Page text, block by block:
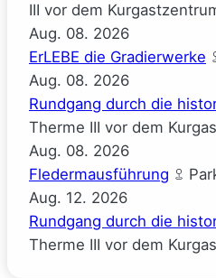
III vor dem
Aug. 08. 2026
ErLEBE die Gradierwerke
Aug. 08. 2026
Rundgang durch die
Therme III vor dem
Aug. 08. 2026
Fledermausführung
Aug. 12. 2026
Rundgang durch die
Therme III vor dem